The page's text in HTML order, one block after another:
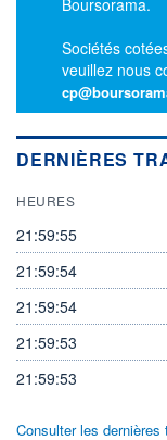
Sociétés
veuillez nous
DERNIÈRES
HEURES
21:59:55
21:59:54
21:59:54
21:59:53
21:59:53
Consulter les